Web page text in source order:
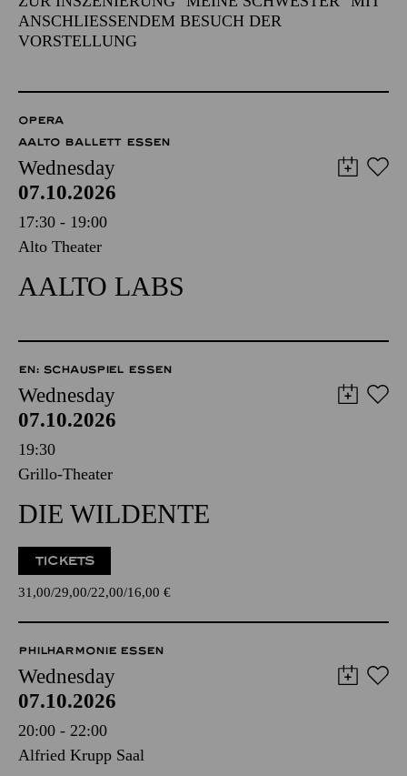
ANSCHLIESSENDEM BESUCH DER V
ORSTELLUNG
OPERA
AALTO BALLETT ESSEN
Wednesday
07.10.2026
17:30 - 19:00
Alto Theater
AALTO LABS
EN: SCHAUSPIEL ESSEN
Wednesday
07.10.2026
19:30
Grillo-Theater
DIE WILDENTE
TICKETS
31,00 29,00 22,00 16,00 €
PHILHARMONIE ESSEN
Wednesday
07.10.2026
20:00 - 22:00
Alfried Krupp Saal